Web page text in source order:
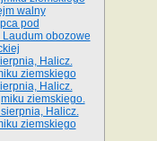
walny
pod
Laudum obozowe
Halicz.
ziemskiego
Halicz.
ziemskiego.
Halicz.
ziemskiego